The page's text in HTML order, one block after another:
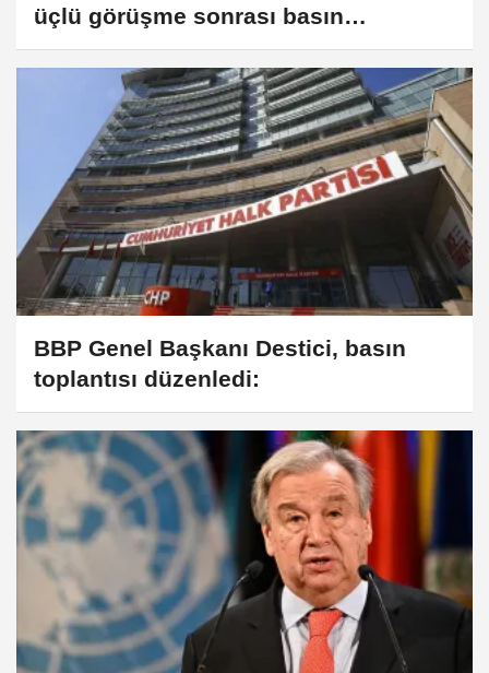
üçlü görüşme sonrası basın
toplantısında konuştu
BBP Genel Başkanı Destici, basın
toplantısı düzenledi: